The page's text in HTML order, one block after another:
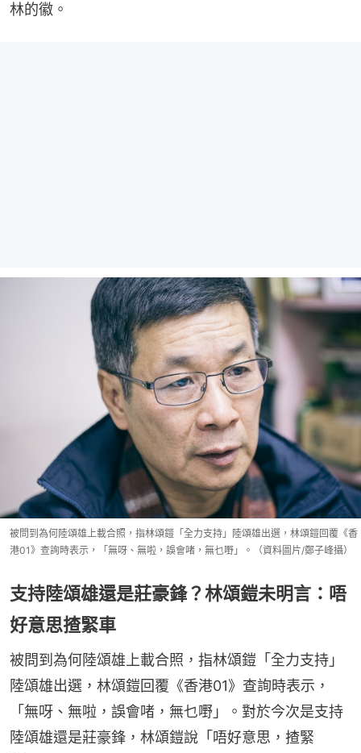
林的徽。
被問到為何陸頌雄上載合照，指林頌鎧「全力支持」陸頌雄出選，林頌鎧回覆《香
港01》查詢時表示，「無呀、無啦，誤會啫，無乜嘢」。（資料圖片/鄭子峰攝）
支持陸頌雄還是莊豪鋒？林頌鎧未明言：唔
好意思揸緊車
被問到為何陸頌雄上載合照，指林頌鎧「全力支持」
陸頌雄出選，林頌鎧回覆《香港01》查詢時表示，
「無呀、無啦，誤會啫，無乜嘢」。對於今次是支持
陸頌雄還是莊豪鋒，林頌鎧說「唔好意思，揸緊